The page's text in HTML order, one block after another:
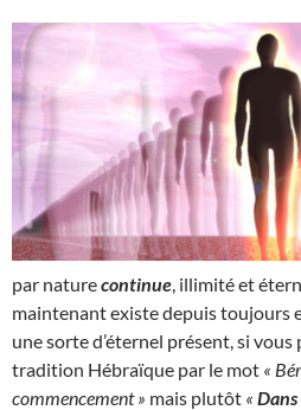
par naturecontinue , illimité et
maintenant existe depuis toujours
une sorte d’éternel présent, si
tradition Hébraïque par le mot «
commencement » mais plutôt «